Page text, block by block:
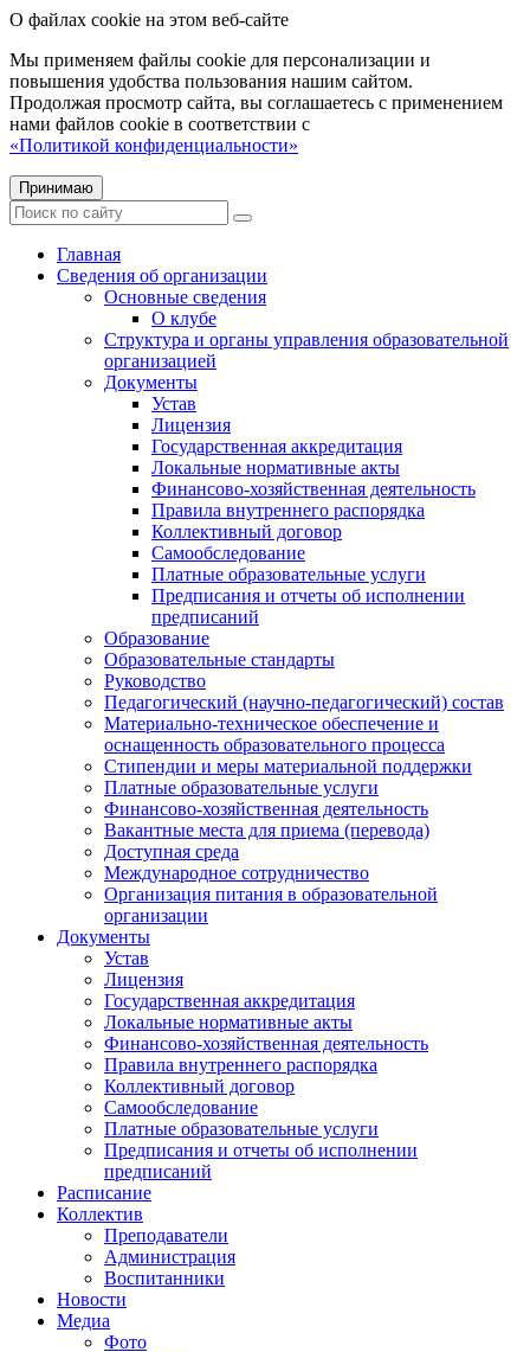
О файлах cookie на этом веб-сайте
Мы применяем файлы cookie для персонализации и
повышения удобства пользования нашим сайтом.
Продолжая просмотр сайта, вы соглашаетесь с применением
нами файлов cookie в соответствии с
«Политикой конфиденциальности»
Принимаю
Главная
Сведения об организации
Основные сведения
О клубе
Структура и органы управления образовательной
организацией
Документы
Устав
Лицензия
Государственная аккредитация
Локальные нормативные акты
Финансово-хозяйственная деятельность
Правила внутреннего распорядка
Коллективный договор
Самообследование
Платные образовательные услуги
Предписания и отчеты об исполнении
предписаний
Образование
Образовательные стандарты
Руководство
Педагогический (научно-педагогический) состав
Материально-техническое обеспечение и
оснащенность образовательного процесса
Стипендии и меры материальной поддержки
Платные образовательные услуги
Финансово-хозяйственная деятельность
Вакантные места для приема (перевода)
Доступная среда
Международное сотрудничество
Организация питания в образовательной
организации
Документы
Устав
Лицензия
Государственная аккредитация
Локальные нормативные акты
Финансово-хозяйственная деятельность
Правила внутреннего распорядка
Коллективный договор
Самообследование
Платные образовательные услуги
Предписания и отчеты об исполнении
предписаний
Расписание
Коллектив
Преподаватели
Администрация
Воспитанники
Новости
Медиа
Фото